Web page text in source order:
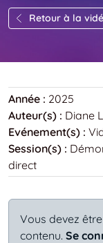
Retour à la
Année : 2025
Auteur(s) : Diane
Evénement(s) :
Session(s) :
direct
Vous devez
contenu. Se